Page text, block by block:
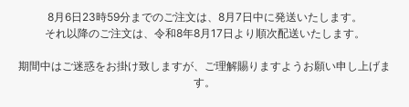
8月6日23時59分までのご注文は、8月7日中に発送いたします。
それ以降のご注文は、令和8年8月17日より順次配送いたします。
期間中はご迷惑をお掛け致しますが、ご理解賜りますようお願い申し上げま
す。